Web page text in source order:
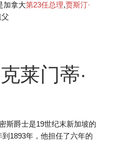
加拿大第23任总理,贾斯汀·
莱门蒂·
斯爵士是19世纪末新加坡的
1893年，他担任了六年的